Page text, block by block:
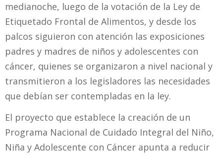
medianoche, luego de la votación de la Ley de
Etiquetado Frontal de Alimentos, y desde los
palcos siguieron con atención las exposiciones
padres y madres de niños y adolescentes con
cáncer, quienes se organizaron a nivel nacional y
transmitieron a los legisladores las necesidades
que debían ser contempladas en la ley.
El proyecto que establece la creación de un
Programa Nacional de Cuidado Integral del Niño,
Niña y Adolescente con Cáncer apunta a reducir